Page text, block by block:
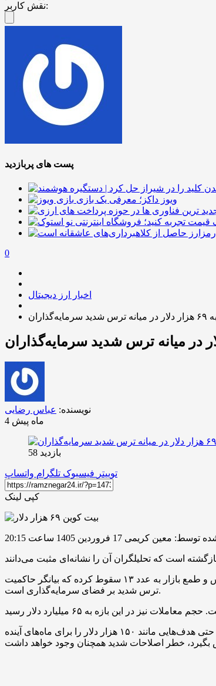
نقش کاربر:
پست های پربازدید
ویوز داکز؛ معرفی یک بازی
0
اخبار ارز دیجیتال
نویسنده: عباس رضایی
4 ماه پیش
بازدید 58
توییتر فیسبوک تلگرام واتساپ
کپی لینک
توسط: معین کریمی 17 فروردین 1405 ساعت 20:15
قیمت بیت کوین در ۲۴ ساعت گذشته رشدی حدود ۳ درصدی را تجربه کرد و خود را به سطح ۶۹ هزار دلار رساند. این در حالی است که شاخص ترس و طمع بازار به عدد ۱۳ سقوط کرده که بیانگر حاکمیت
ترس شدید بر فضای سرمایه‌گذاری است.
تحلیلگران این واگرایی بین عملکرد قیمت و احساسات منفی بازار را نشانه‌ای از کف‌سازی و آمادگی برای جهش‌های آتی می‌دانند. برخی از آنان حتی هدف‌هایی مانند ۱۵۰ هزار دلار را برای ماه‌های آینده